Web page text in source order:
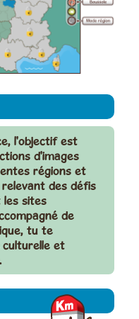
l'objectif est
d'images
régions et
des défis
sites
de
tu te
culturelle et